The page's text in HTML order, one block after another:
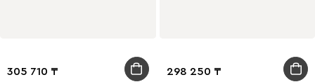
305 710 298 250